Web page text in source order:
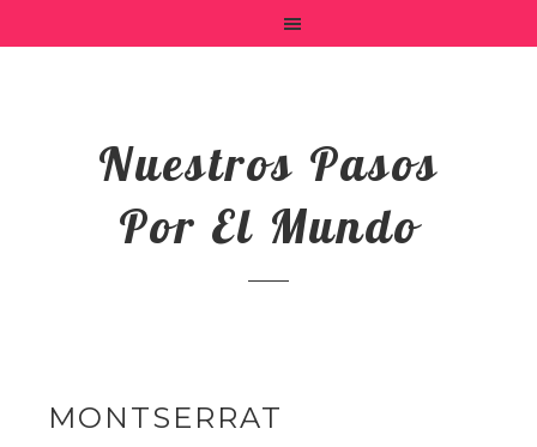
Nuestros Pasos
Por El Mundo
MONTSERRAT